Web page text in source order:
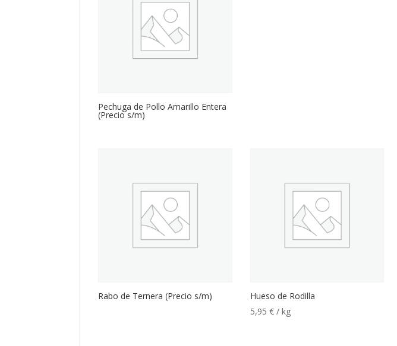
Pechuga de Pollo Amarillo Entera
(Precio s/m)
Rabo de Ternera (Precio s/m)
Hueso de Rodilla
5,95 € / kg